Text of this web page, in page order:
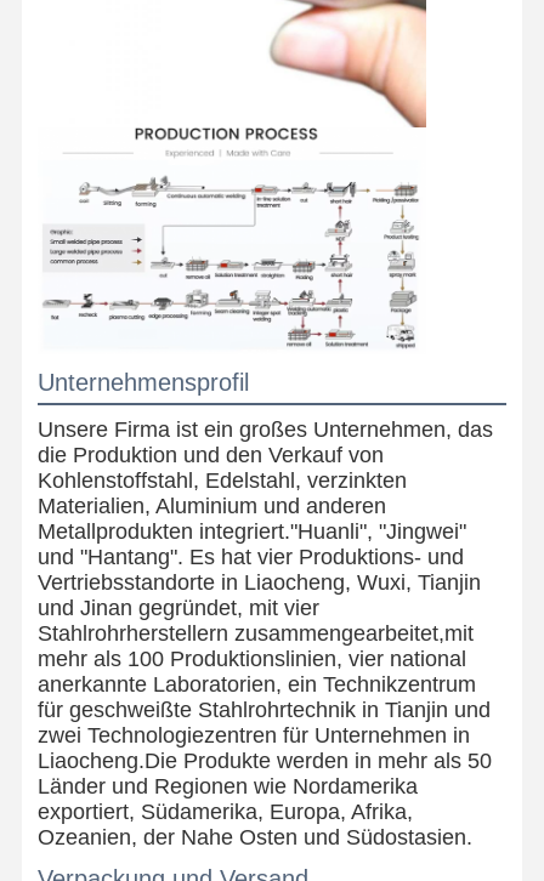
Unternehmensprofil
Unsere Firma ist ein großes Unternehmen, das
die Produktion und den Verkauf von
Kohlenstoffstahl, Edelstahl, verzinkten
Materialien, Aluminium und anderen
Metallprodukten integriert."Huanli", "Jingwei"
und "Hantang". Es hat vier Produktions- und
Vertriebsstandorte in Liaocheng, Wuxi, Tianjin
und Jinan gegründet, mit vier
Stahlrohrherstellern zusammengearbeitet,mit
mehr als 100 Produktionslinien, vier national
anerkannte Laboratorien, ein Technikzentrum
für geschweißte Stahlrohrtechnik in Tianjin und
zwei Technologiezentren für Unternehmen in
Liaocheng.Die Produkte werden in mehr als 50
Länder und Regionen wie Nordamerika
exportiert, Südamerika, Europa, Afrika,
Ozeanien, der Nahe Osten und Südostasien.